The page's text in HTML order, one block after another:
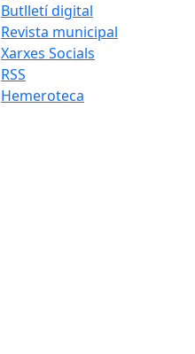
Butlletí digital
Revista municipal
Xarxes Socials
RSS
Hemeroteca